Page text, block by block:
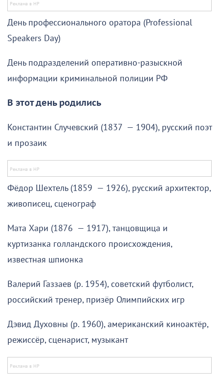
День профессионального оратора (Professional
Speakers Day)
День подразделений оперативно-разыскной
информации криминальной полиции РФ
В этот день родились
Константин Случевский (1837 — 1904), русский поэт
и прозаик
Фёдор Шехтель (1859 — 1926), русский архитектор,
живописец, сценограф
Мата Хари (1876 — 1917), танцовщица и
куртизанка голландского происхождения,
известная шпионка
Валерий Газзаев (р. 1954), советский футболист,
российский тренер, призёр Олимпийских игр
Дэвид Духовны (р. 1960), американский киноактёр,
режиссёр, сценарист, музыкант